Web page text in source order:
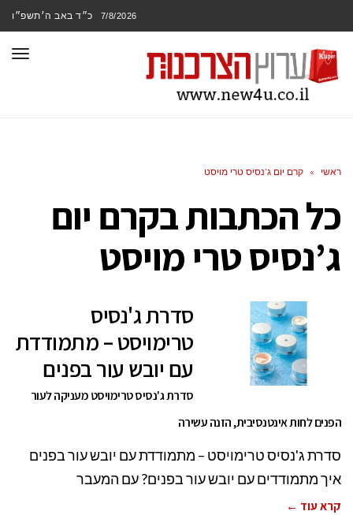
7/8/2026 כ״ד באב ה׳תשפ״ו
ראשי » קרם יום ג’נסיס טרי מויסט
כל הכתבות בקרם יום
ג’נסיס טרי מויסט
סדרת ג'נסיס
טרימויסט – מתמודדת
עם יובש עור בפנים
סדרת ג'נסיס טרימויסט מעניקה לעור
הפנים לחות אינטנסיבית, הזנה עשירה
סדרת ג'נסיס טרימויסט – מתמודדת עם יובש עור בפנים
איך מתמודדים עם יובש עור בפנים? עם המעבר
קרא עוד ←